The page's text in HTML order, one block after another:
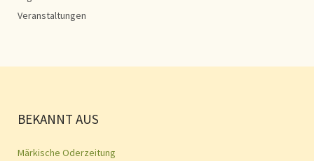
Veranstaltungen
BEKANNT AUS
Märkische Oderzeitung